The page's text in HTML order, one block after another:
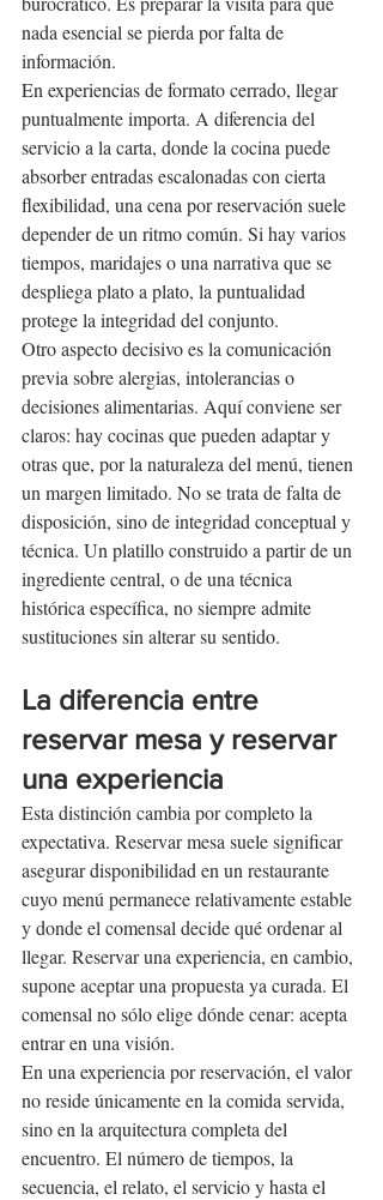
nada esencial se pierda por falta de
información.
En experiencias de formato cerrado, llegar
puntualmente importa. A diferencia del
servicio a la carta, donde la cocina puede
absorber entradas escalonadas con cierta
flexibilidad, una cena por reservación suele
depender de un ritmo común. Si hay varios
tiempos, maridajes o una narrativa que se
despliega plato a plato, la puntualidad
protege la integridad del conjunto.
Otro aspecto decisivo es la comunicación
previa sobre alergias, intolerancias o
decisiones alimentarias. Aquí conviene ser
claros: hay cocinas que pueden adaptar y
otras que, por la naturaleza del menú, tienen
un margen limitado. No se trata de falta de
disposición, sino de integridad conceptual y
técnica. Un platillo construido a partir de un
ingrediente central, o de una técnica
histórica específica, no siempre admite
sustituciones sin alterar su sentido.
La diferencia entre
reservar mesa y reservar
una experiencia
Esta distinción cambia por completo la
expectativa. Reservar mesa suele significar
asegurar disponibilidad en un restaurante
cuyo menú permanece relativamente estable
y donde el comensal decide qué ordenar al
llegar. Reservar una experiencia, en cambio,
supone aceptar una propuesta ya curada. El
comensal no sólo elige dónde cenar: acepta
entrar en una visión.
En una experiencia por reservación, el valor
no reside únicamente en la comida servida,
sino en la arquitectura completa del
encuentro. El número de tiempos, la
secuencia, el relato, el servicio y hasta el